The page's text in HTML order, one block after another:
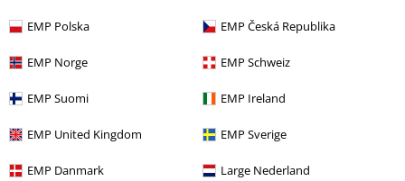
EMP Polska EMP Česká Republika
EMP Norge EMP Schweiz
EMP Suomi EMP Ireland
EMP United Kingdom EMP Sverige
EMP Danmark Large Nederland
Angebote für dich
Magazin
Gewinnspiele